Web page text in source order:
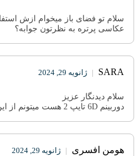
سلام تو فضای باز میخوام ازش
عکاسی پرتره به نظرتون جوابه؟
SARA
| ژانویه 29, 2024
سلام دیدنگار عزیز
دوربینم 6D تایپ 2 هست میتونم از این فلاشه استفاده کنم؟
هومن افسری | ژانویه 29, 2024